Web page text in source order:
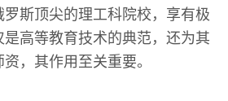
斯顶尖的理工科院校，享有极
高等教育技术的典范，还为其
，其作用至关重要。